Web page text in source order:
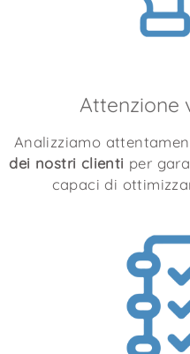
Attenzione
Analizziamo
dei nostri clienti per
capaci di